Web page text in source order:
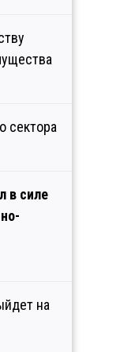
сектора
в силе
на